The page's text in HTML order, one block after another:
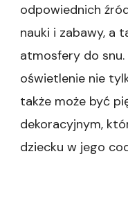
odpowiednich
nauki i zabawy, a
atmosfery do
oświetlenie nie
także może być
dekoracyjnym,
dziecku w jego